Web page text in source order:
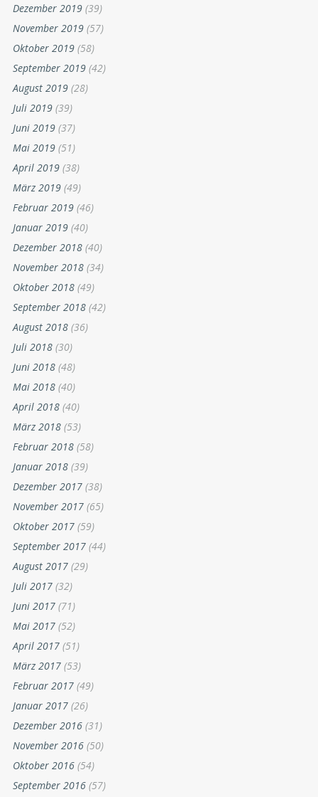
Dezember 2019 (39)
November 2019 (57)
Oktober 2019 (58)
September 2019 (42)
August 2019 (28)
Juli 2019 (39)
Juni 2019 (37)
Mai 2019 (51)
April 2019 (38)
März 2019 (49)
Februar 2019 (46)
Januar 2019 (40)
Dezember 2018 (40)
November 2018 (34)
Oktober 2018 (49)
September 2018 (42)
August 2018 (36)
Juli 2018 (30)
Juni 2018 (48)
Mai 2018 (40)
April 2018 (40)
März 2018 (53)
Februar 2018 (58)
Januar 2018 (39)
Dezember 2017 (38)
November 2017 (65)
Oktober 2017 (59)
September 2017 (44)
August 2017 (29)
Juli 2017 (32)
Juni 2017 (71)
Mai 2017 (52)
April 2017 (51)
März 2017 (53)
Februar 2017 (49)
Januar 2017 (26)
Dezember 2016 (31)
November 2016 (50)
Oktober 2016 (54)
September 2016 (57)